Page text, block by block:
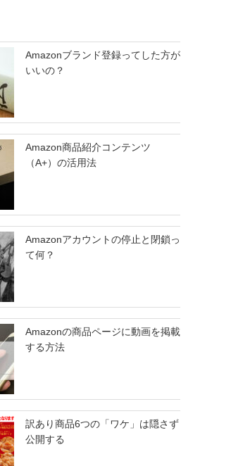
Amazonブランド登録ってした方が
いいの？
Amazon商品紹介コンテンツ
（A+）の活用法
Amazonアカウントの停止と閉鎖っ
て何？
Amazonの商品ページに動画を掲載
する方法
訳あり商品6つの「ワケ」は隠さず
公開する